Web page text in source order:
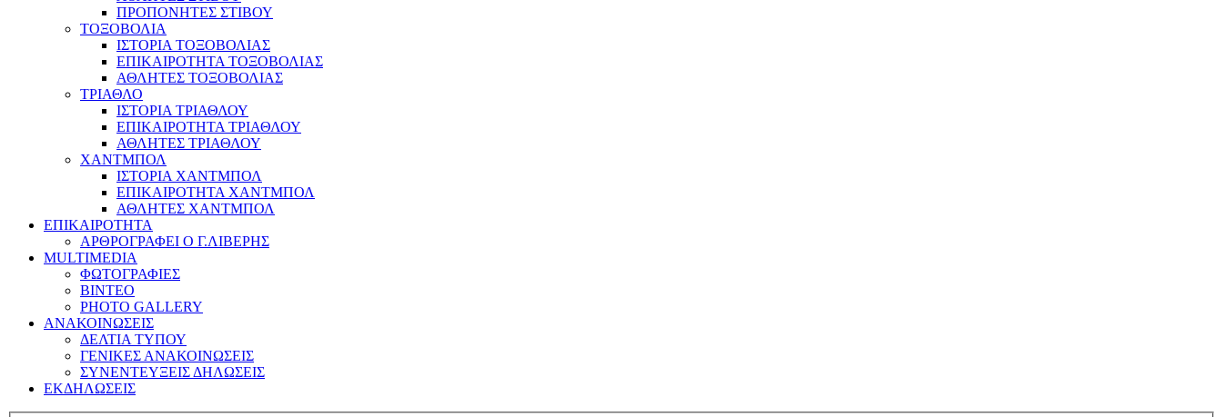
ΠΡΟΠΟΝΗΤΕΣ ΣΤΙΒΟΥ
ΤΟΞΟΒΟΛΙΑ
ΙΣΤΟΡΙΑ ΤΟΞΟΒΟΛΙΑΣ
ΕΠΙΚΑΙΡΟΤΗΤΑ ΤΟΞΟΒΟΛΙΑΣ
ΑΘΛΗΤΕΣ ΤΟΞΟΒΟΛΙΑΣ
ΤΡΙΑΘΛΟ
ΙΣΤΟΡΙΑ ΤΡΙΑΘΛΟΥ
ΕΠΙΚΑΙΡΟΤΗΤΑ ΤΡΙΑΘΛΟΥ
ΑΘΛΗΤΕΣ ΤΡΙΑΘΛΟΥ
ΧΑΝΤΜΠΟΛ
ΙΣΤΟΡΙΑ ΧΑΝΤΜΠΟΛ
ΕΠΙΚΑΙΡΟΤΗΤΑ ΧΑΝΤΜΠΟΛ
ΑΘΛΗΤΕΣ ΧΑΝΤΜΠΟΛ
ΕΠΙΚΑΙΡΟΤΗΤΑ
ΑΡΘΡΟΓΡΑΦΕΙ Ο Γ.ΛΙΒΕΡΗΣ
MULTIMEDIA
ΦΩΤΟΓΡΑΦΙΕΣ
ΒΙΝΤΕΟ
PHOTO GALLERY
ΑΝΑΚΟΙΝΩΣΕΙΣ
ΔΕΛΤΙΑ ΤΥΠΟΥ
ΓΕΝΙΚΕΣ ΑΝΑΚΟΙΝΩΣΕΙΣ
ΣΥΝΕΝΤΕΥΞΕΙΣ ΔΗΛΩΣΕΙΣ
ΕΚΔΗΛΩΣΕΙΣ